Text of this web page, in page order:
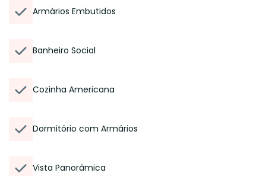
Armários Embutidos
Banheiro Social
Cozinha Americana
Dormitório com Armários
Vista Panorâmica